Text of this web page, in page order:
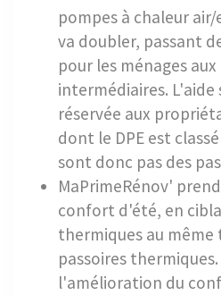
pompes à chaleur
va doubler, passant
pour les ménages
intermédiaires.
réservée aux
dont le DPE est
sont donc pas des
MaPrimeRénov'
confort d'été, en
thermiques au même
passoires
l'amélioration du